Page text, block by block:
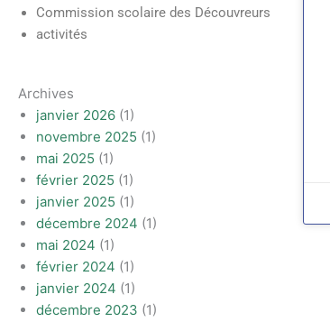
Commission scolaire des Découvreurs
activités
Archives
janvier 2026 (1)
novembre 2025 (1)
mai 2025 (1)
février 2025 (1)
janvier 2025 (1)
décembre 2024 (1)
mai 2024 (1)
février 2024 (1)
janvier 2024 (1)
décembre 2023 (1)